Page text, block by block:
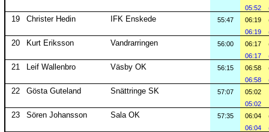
05:52
19 Christer Hedin IFK Enskede 55:47 06:19
06:19
20 Kurt Eriksson Vandrarringen 56:00 06:17
06:17
21 Leif Wallenbro Väsby OK 56:15 06:58
06:58
22 Gösta Guteland Snättringe SK 57:07
05:02
05:02
23 Sören Johansson Sala OK 57:35 06:04
06:04